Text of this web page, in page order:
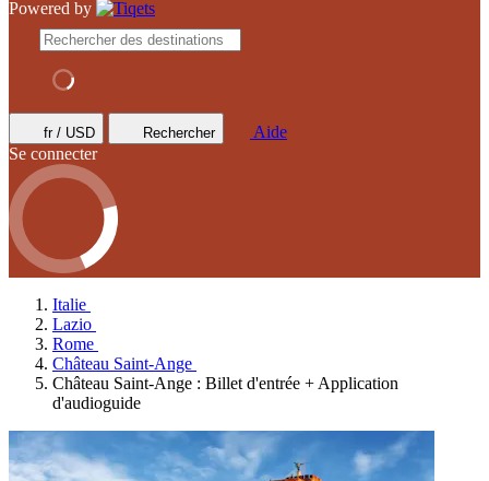
Powered by
fr / USD Rechercher
Aide
Se connecter
Italie
Lazio
Rome
Château Saint-Ange
Château Saint-Ange : Billet d'entrée + Application
d'audioguide